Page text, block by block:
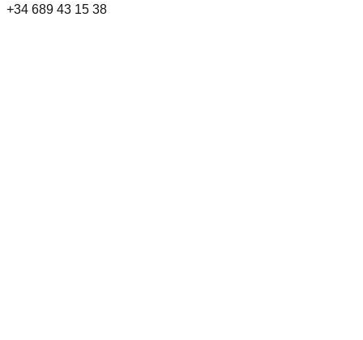
+34 689 43 15 38